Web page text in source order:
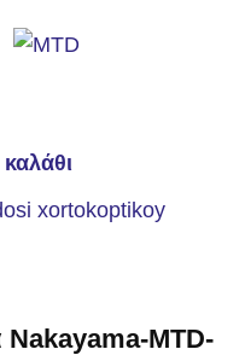
Nakayama-MTD-